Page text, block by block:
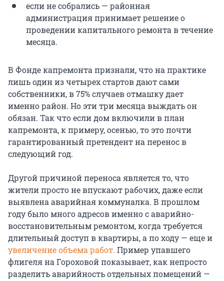
если не собрались — районная
администрация принимает решение о
проведении капитального ремонта в течение
месяца.
В Фонде капремонта признали, что на практике
лишь один из четырех стартов дают сами
собственники, в 75% случаев отмашку дает
именно район. Но эти три месяца выждать он
обязан. Так что если дом включили в план
капремонта, к примеру, осенью, то это почти
гарантированный претендент на перенос в
следующий год.
Другой причиной переноса является то, что
жители просто не впускают рабочих, даже если
выявлена аварийная коммуналка. В прошлом
году было много адресов именно с аварийно-
восстановительным ремонтом, когда требуется
длительный доступ в квартиры, а по ходу — еще и
увеличение объема работ. Пример упавшего
флигеля на Гороховой показывает, как непросто
разделить аварийность отдельных помещений —